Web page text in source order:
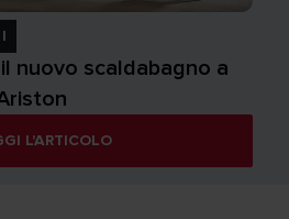
nuovo scaldabagno a
L'ARTICOLO